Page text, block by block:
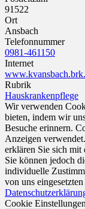
91522
Ort
Ansbach
Telefonnummer
0981-461150
Internet
Rubrik
Hauskrankenpflege
Wir verwenden
bieten, indem wir
Besuche erinnern.
Anzeigen
erklären Sie sich mit
Sie können jedoch
individuelle
von uns
Cookie Einstellungen